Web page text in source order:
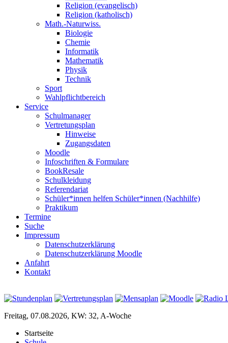
Religion (evangelisch)
Religion (katholisch)
Math.-Naturwiss.
Biologie
Chemie
Informatik
Mathematik
Physik
Technik
Sport
Wahlpflichtbereich
Service
Schulmanager
Vertretungsplan
Hinweise
Zugangsdaten
Moodle
Infoschriften & Formulare
BookResale
Schulkleidung
Referendariat
Schüler*innen helfen Schüler*innen (Nachhilfe)
Praktikum
Termine
Suche
Impressum
Datenschutzerklärung
Datenschutzerklärung Moodle
Anfahrt
Kontakt
Freitag, 07.08.2026, KW: 32, A-Woche
Startseite